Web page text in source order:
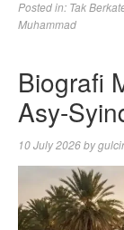
Posted in: Tak
Muhammad
Biografi
Asy-
10 July 2026by